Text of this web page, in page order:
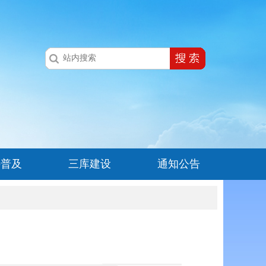
及 三库建设 通知公告